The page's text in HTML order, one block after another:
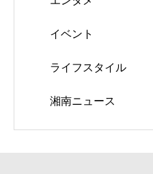
イベント
ライフスタイル
湘南ニュース